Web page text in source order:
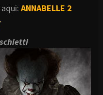
ANNABELLE 2